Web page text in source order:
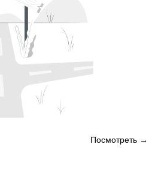
Посмотреть →